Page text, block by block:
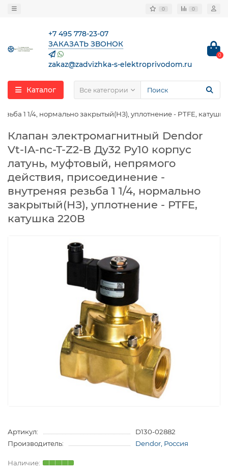
0 0
+7 495 778-23-07
ЗАКАЗАТЬ ЗВОНОК
zakaz@zadvizhka-s-elektroprivodom.ru
0
Каталог Все категории
1 1/4, нормально закрытый(НЗ), уплотнение - PTFE,
Клапан электромагнитный Dendor
Vt-IA-nc-T-Z2-B Ду32 Ру10 корпус
латунь, муфтовый, непрямого
действия, присоединение -
внутреняя резьба 1 1/4, нормально
закрытый(НЗ), уплотнение - PTFE,
катушка 220B
Артикул:
D130-02882
Производитель:
Dendor, Россия